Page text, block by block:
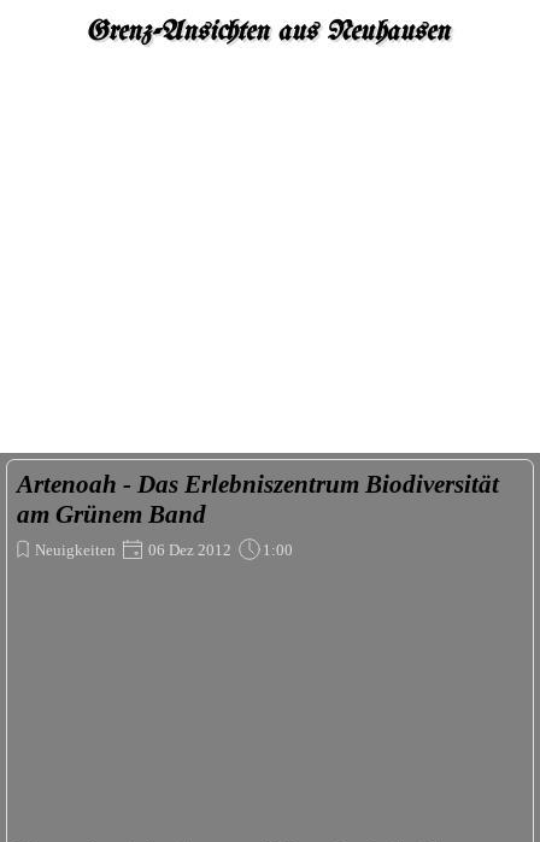
Grenz-Ansichten aus Neuhausen
Artenoah - Das Erlebniszentrum Biodiversität
am Grünem Band
Neuigkeiten 06 Dez 2012 1:00